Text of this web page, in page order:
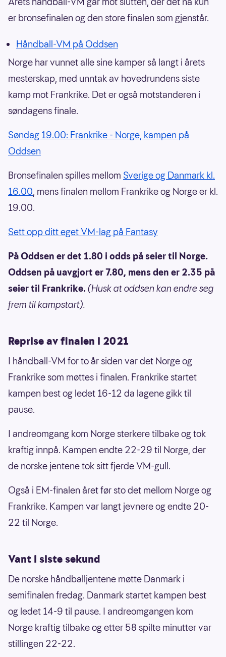
er bronsefinalen og den store finalen som gjenstår.
Håndball-VM på Oddsen
Norge har vunnet alle sine kamper så langt i årets
mesterskap, med unntak av hovedrundens siste
kamp mot Frankrike. Det er også motstanderen i
søndagens finale.
Søndag 19.00: Frankrike - Norge, kampen på
Oddsen
Bronsefinalen spilles mellom Sverige og Danmark kl.
16.00, mens finalen mellom Frankrike og Norge er kl.
19.00.
Sett opp ditt eget VM-lag på Fantasy
På Oddsen er det 1.80 i odds på seier til Norge.
Oddsen på uavgjort er 7.80, mens den er 2.35 på
seier til Frankrike.(Husk at oddsen kan endre seg
frem til kampstart).
Reprise av finalen i 2021
I håndball-VM for to år siden var det Norge og
Frankrike som møttes i finalen. Frankrike startet
kampen best og ledet 16-12 da lagene gikk til
pause.
I andreomgang kom Norge sterkere tilbake og tok
kraftig innpå. Kampen endte 22-29 til Norge, der
de norske jentene tok sitt fjerde VM-gull.
Også i EM-finalen året før sto det mellom Norge og
Frankrike. Kampen var langt jevnere og endte 20-
22 til Norge.
Vant i siste sekund
De norske håndballjentene møtte Danmark i
semifinalen fredag. Danmark startet kampen best
og ledet 14-9 til pause. I andreomgangen kom
Norge kraftig tilbake og etter 58 spilte minutter var
stillingen 22-22.